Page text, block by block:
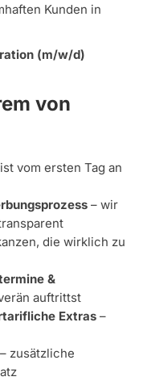
Kunden in
(m/w/d)
von
vom ersten Tag an
– wir
die wirklich zu
&
auftrittst
Extras –
– zusätzliche